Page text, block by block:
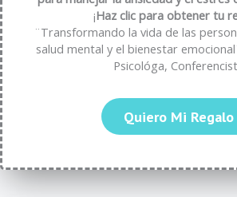
¡Haz clic para obtener tu
¨Transformando la vida de las
salud mental y el bienestar
Psicológa,
Quiero Mi Regalo
Donde puedes conocer herramientas
potenciar el bienestar de tu salud